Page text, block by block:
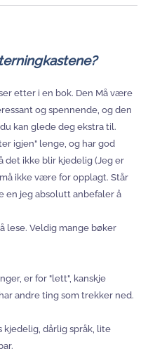
etter i en bok. Den Må være
og spennende, og den
kan glede deg ekstra til.
igjen" lenge, og har god
det ikke blir kjedelig (Jeg er
ikke være for opplagt. Står
en jeg absolutt anbefaler å
lese. Veldig mange bøker
er for "lett", kanskje
andre ting som trekker ned.
kjedelig, dårlig språk, lite